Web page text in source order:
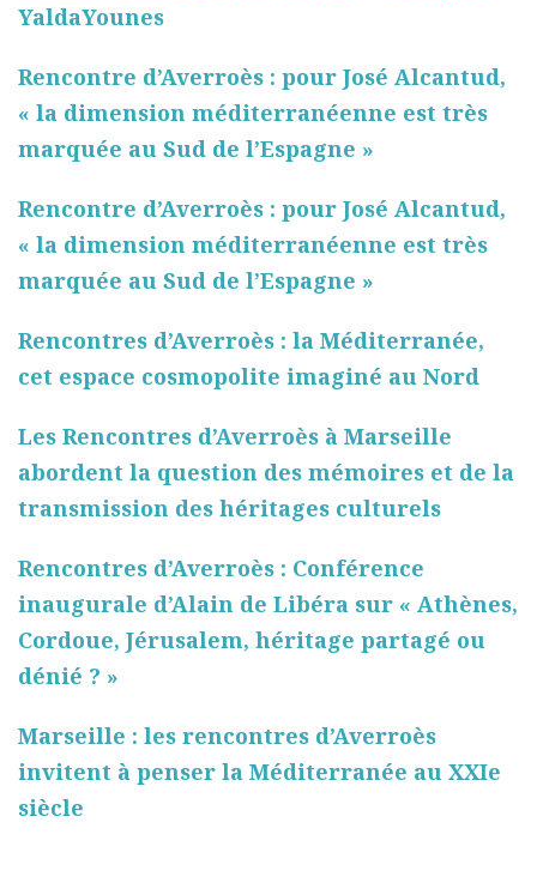
YaldaYounes
Rencontre d’Averroès : pour José Alcantud,
« la dimension méditerranéenne est très
marquée au Sud de l’Espagne »
Rencontre d’Averroès : pour José Alcantud,
« la dimension méditerranéenne est très
marquée au Sud de l’Espagne »
Rencontres d’Averroès : la Méditerranée,
cet espace cosmopolite imaginé au Nord
Les Rencontres d’Averroès à Marseille
abordent la question des mémoires et de la
transmission des héritages culturels
Rencontres d’Averroès : Conférence
inaugurale d’Alain de Libéra sur « Athènes,
Cordoue, Jérusalem, héritage partagé ou
dénié ? »
Marseille : les rencontres d’Averroès
invitent à penser la Méditerranée au XXIe
siècle